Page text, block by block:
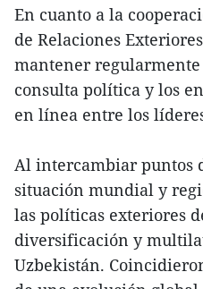
En cuanto a la
de Relaciones
mantener
consulta política y los
en línea entre los
Al intercambiar puntos
situación mundial y
las políticas exteriores
diversificación y
Uzbekistán.